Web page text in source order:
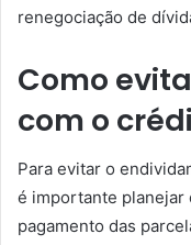
renegociação de
Como
com o
Para evitar o
é importante planejar
pagamento das